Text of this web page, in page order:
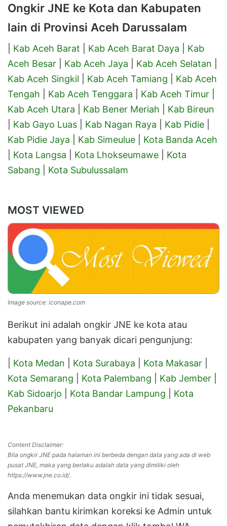
Ongkir JNE ke Kota dan Kabupaten
lain di Provinsi Aceh Darussalam
Kab Aceh Barat Kab Aceh Barat Daya
Kab
Aceh Besar
Kab Aceh Jaya Kab Aceh Selatan
Kab Aceh Singkil
Kab Aceh Tamiang
Kab Aceh
Tengah
Kab Aceh Tenggara Kab Aceh Timur
Kab Aceh Utara
Kab Bener Meriah
Kab Bireun
Kab Gayo Luas Kab Nagan Raya Kab Pidie
Kab Pidie Jaya
Kab Simeulue
Kota Banda Aceh
Kota Langsa Kota Lhokseumawe
Kota
Sabang
Kota Subulussalam
MOST VIEWED
Image source: iconape.com
Berikut ini adalah ongkir JNE ke kota atau
kabupaten yang banyak dicari pengunjung:
Kota Medan Kota Surabaya Kota Makasar
Kota Semarang
Kota Palembang Kab Jember
Kab Sidoarjo
Kota Bandar Lampung
Kota
Pekanbaru
Content Disclaimer:
Bila ongkir JNE pada halaman ini berbeda dengan data yang ada di web
pusat JNE, maka yang berlaku adalah data yang dimiliki oleh
https://www.jne.co.id/.
Anda menemukan data ongkir ini tidak sesuai,
silahkan bantu kirimkan koreksi ke Admin untuk